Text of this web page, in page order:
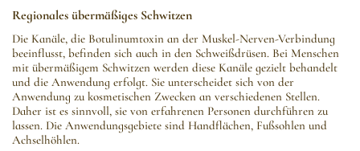
Regionales übermäßiges Schwitzen
Die Kanäle, die Botulinumtoxin an der Muskel-Nerven-Verbindung
beeinflusst, befinden sich auch in den Schweißdrüsen. Bei Menschen
mit übermäßigem Schwitzen werden diese Kanäle gezielt behandelt
und die Anwendung erfolgt. Sie unterscheidet sich von der
Anwendung zu kosmetischen Zwecken an verschiedenen Stellen.
Daher ist es sinnvoll, sie von erfahrenen Personen durchführen zu
lassen. Die Anwendungsgebiete sind Handflächen, Fußsohlen und
Achselhöhlen.